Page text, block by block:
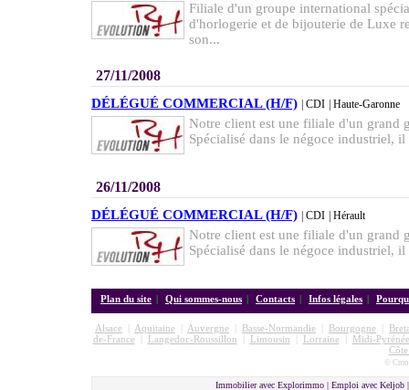
Filiale d'un groupe international
d'horlogerie et de bijouterie de Luxe
son...
27/11/2008
DÉLÉGUÉ COMMERCIAL (H/F) | CDI | Haute-Garonne
Notre client est une filiale d'un grand
Spécialisé dans le négoce industriel,
26/11/2008
DÉLÉGUÉ COMMERCIAL (H/F) | CDI | Hérault
Notre client est une filiale d'un grand
Spécialisé dans le négoce industriel,
Plan du site | Qui sommes-nous | Contacts | Infos légales |
Alsace Aquitaine Auvergne Basse-Normandie Bourgogne
de-France| Langedoc-Roussillon Limousin Lorraine|
Midi-
©
Immobilier avec Explorimmo | Emploi avec Keljob